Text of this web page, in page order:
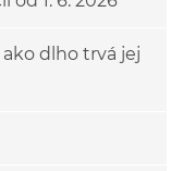
dlho trvá jej